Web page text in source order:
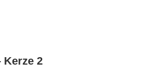
Kerze 2